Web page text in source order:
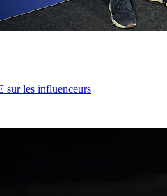
sur les influenceurs